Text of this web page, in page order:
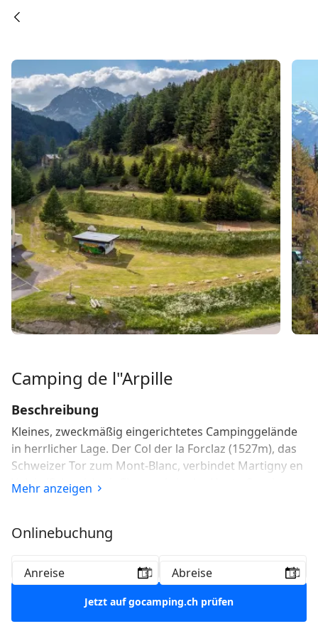
Camping de l"Arpille
Beschreibung
Kleines, zweckmäßig eingerichtetes Campinggelände
in herrlicher Lage. Der Col der la Forclaz (1527m), das
Schweizer Tor zum Mont-Blanc, verbindet Martigny en
Valais (Schweiz) mit Chamonix in der Haute-Savoie
(Frankreich). Ganz im Norden des Mont-Blanc-Massivs
Naturbelassene und unberührte Weiten, ein Paradies
Mehr anzeigen
Onlinebuchung